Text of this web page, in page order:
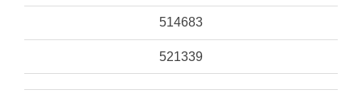
514683
521339